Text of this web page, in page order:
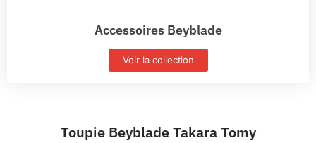
Accessoires Beyblade
Voir la collection
Toupie Beyblade Takara Tomy